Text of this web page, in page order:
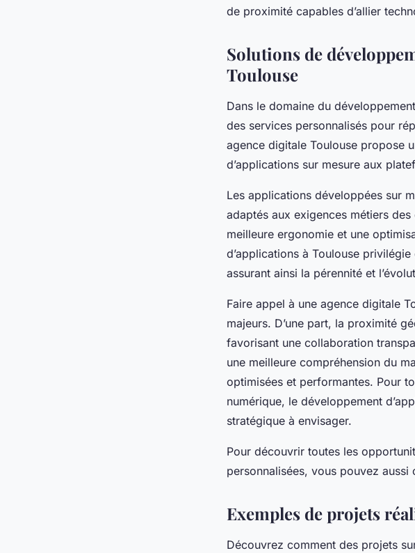
de proximité capables d’allier
Solutions de
Toulouse
Dans le domaine du
des services personnalisés pour
agence digitale Toulouse propose
d’applications sur mesure aux
Les applications développées sur
adaptés aux exigences métiers
meilleure ergonomie et une
d’applications à Toulouse
assurant ainsi la pérennité et
Faire appel à une agence digitale
majeurs. D’une part, la proximité
favorisant une collaboration
une meilleure compréhension du
optimisées et performantes. Pour
numérique, le développement
stratégique à envisager.
Pour découvrir toutes les
personnalisées, vous pouvez aussi
Exemples de projets
Découvrez comment des projets